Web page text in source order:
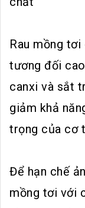
Rau mồng
tương đối
canxi và sắt
giảm khả
trọng của cơ
Để hạn chế
mồng tơi với